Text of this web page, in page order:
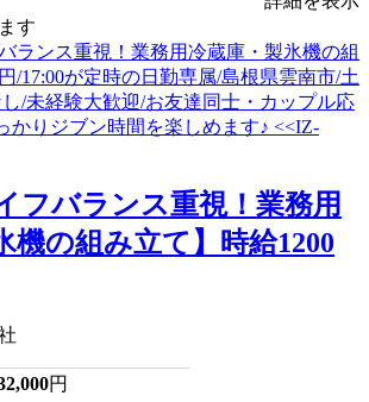
す
フバランス重視！業務用
機の組み立て】時給1200
円